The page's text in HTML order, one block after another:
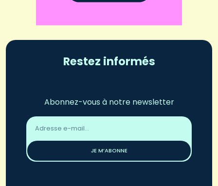
Restez informés
Abonnez-vous à notre newsletter
Adresse
email
JE M’ABONNE